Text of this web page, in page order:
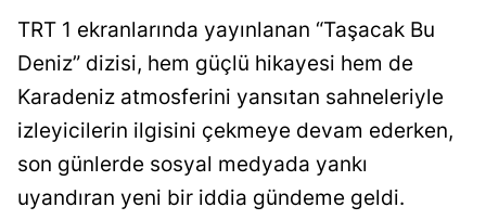
Balıkesir
Bilecik
Bingöl
TRT 1 ekranlarında yayınlanan “Taşacak Bu
Deniz” dizisi, hem güçlü hikayesi hem de
Karadeniz atmosferini yansıtan sahneleriyle
izleyicilerin ilgisini çekmeye devam ederken,
son günlerde sosyal medyada yankı
uyandıran yeni bir iddia gündeme geldi.